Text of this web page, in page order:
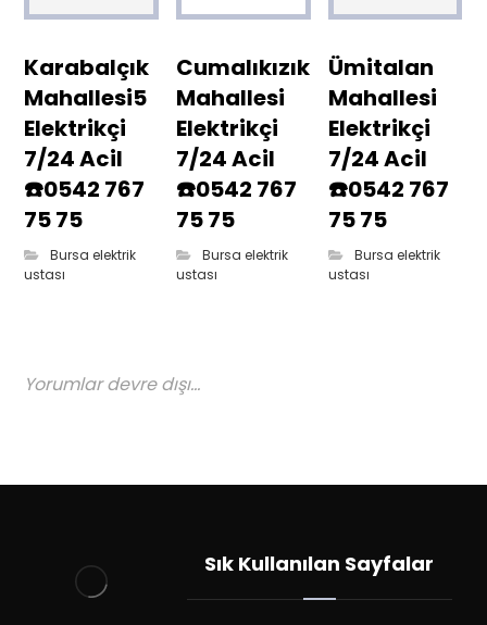
Karabalçık
Mahallesi5
Elektrikçi
7/24 Acil
☎️0542 767
75 75
Bursa elektrik
ustası
Cumalıkızık
Mahallesi
Elektrikçi
7/24 Acil
☎️0542 767
75 75
Bursa elektrik
ustası
Ümitalan
Mahallesi
Elektrikçi
7/24 Acil
☎️0542 767
75 75
Bursa elektrik
ustası
Yorumlar devre dışı...
Sık Kullanılan Sayfalar